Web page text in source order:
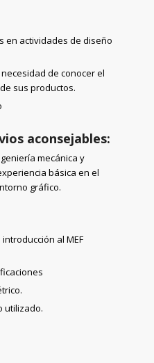
en actividades de diseño
de conocer el
sus productos.
aconsejables:
mecánica y
básica en el
gráfico.
al MEF
utilizado.